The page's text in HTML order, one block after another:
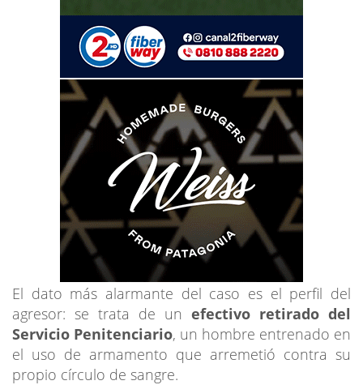
El dato más alarmante del caso es el perfil del
agresor: se trata de un efectivo retirado del
Servicio Penitenciario, un hombre entrenado en
el uso de armamento que arremetió contra su
propio círculo de sangre.